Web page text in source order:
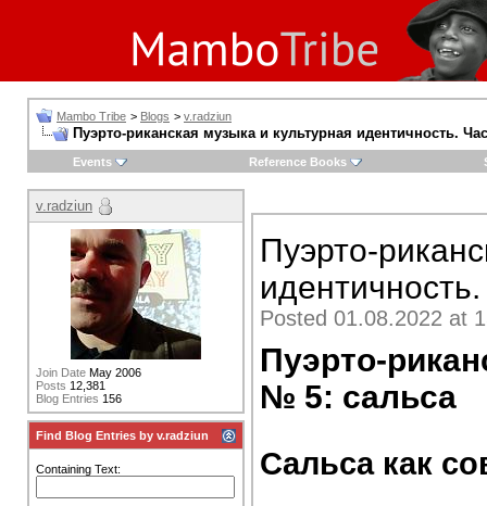
Mambo Tribe > Blogs > v.radziun
Пуэрто-риканская музыка и культурная идентичность.
Events Reference Books
Пуэрто-
Posted 01.08.2022 at
Пуэрто-
№ 5: сальса
Сальса как
v.radziun
Join Date May 2006
Posts 12,381
Blog Entries 156
Find Blog Entries by v.radziun
Containing Text: